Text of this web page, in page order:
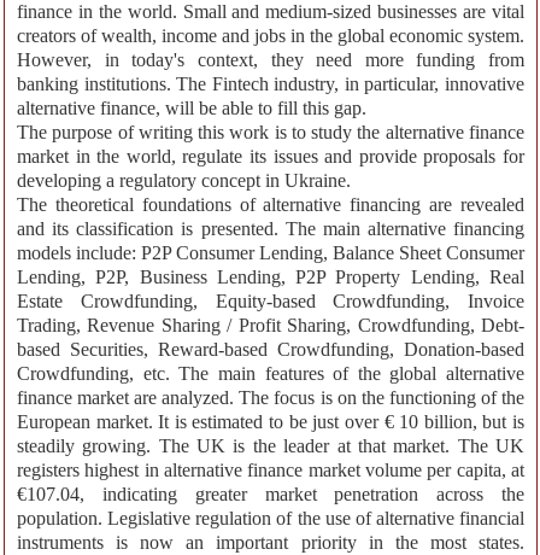
finance in the world. Small and medium-sized businesses are vital
creators of wealth, income and jobs in the global economic system.
However, in today's context, they need more funding from
banking institutions. The Fintech industry, in particular, innovative
alternative finance, will be able to fill this gap.
The purpose of writing this work is to study the alternative finance
market in the world, regulate its issues and provide proposals for
developing a regulatory concept in Ukraine.
The theoretical foundations of alternative financing are revealed
and its classification is presented. The main alternative financing
models include: P2P Consumer Lending, Balance Sheet Consumer
Lending, P2P, Business Lending, P2P Property Lending, Real
Estate Crowdfunding, Equity-based Crowdfunding, Invoice
Trading, Revenue Sharing / Profit Sharing, Crowdfunding, Debt-
based Securities, Reward-based Crowdfunding, Donation-based
Crowdfunding, etc. The main features of the global alternative
finance market are analyzed. The focus is on the functioning of the
European market. It is estimated to be just over € 10 billion, but is
steadily growing. The UK is the leader at that market. The UK
registers highest in alternative finance market volume per capita, at
€107.04, indicating greater market penetration across the
population. Legislative regulation of the use of alternative financial
instruments is now an important priority in the most states.